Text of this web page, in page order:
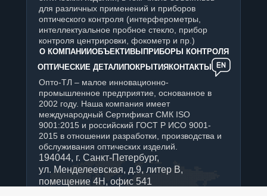
для различных применений и приборов
оптического контроля (интерферометры,
интеллектуальное пробное стекло, прибор
контроля центрировки, фокометр и пр.)
О КОМПАНИИОБЪЕКТИВЫПРИБОРЫ КОНТРОЛЯ
ОПТИЧЕСКИЕ ДЕТАЛИПОКРЫТИЯКОНТАКТЫ
Опто-ТЛ – малое инновационно-
промышленное предприятие, основанное в
2002 году. Наша компания имеет
международный Сертификат СМК ISO
9001:2015 и российский ГОСТ Р ИСО 9001-
2015 в отношении разработки, производства и
обслуживания оптических изделий.
194044, г. Санкт-Петербург,
ул. Менделеевская, д.9, литер В,
помещение 4Н, офис 541